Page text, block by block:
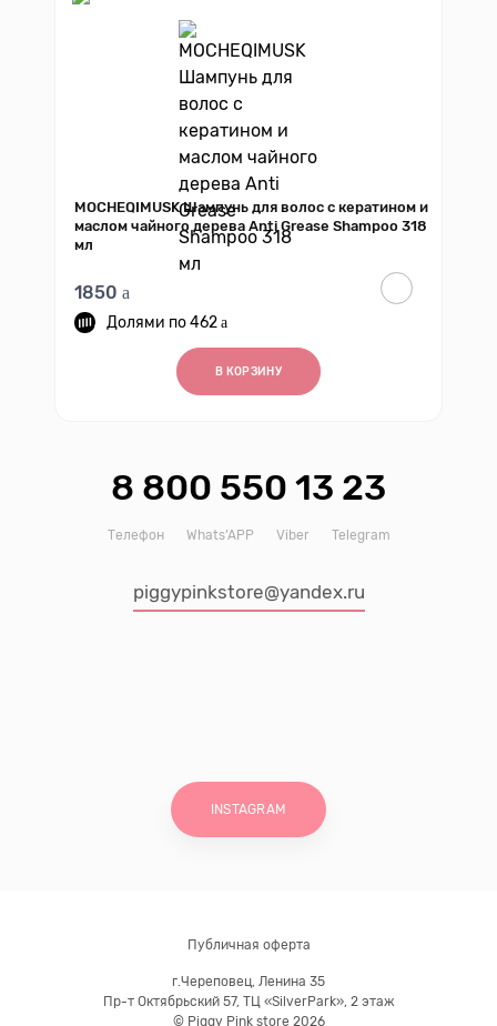
MOCHEQIMUSK Шампунь для волос с кератином и
маслом чайного дерева Anti Grease Shampoo 318
мл
1850
462
В КОРЗИНУ
8 800 550 13 23
Телефон Whats’APP Viber Telegram
piggypinkstore@yandex.ru
INSTAGRAM
г.Череповец, Ленина 35
Пр-т Октябрьский 57, ТЦ «SilverPark», 2 этаж
© Piggy Pink store 2026
Публичная оферта